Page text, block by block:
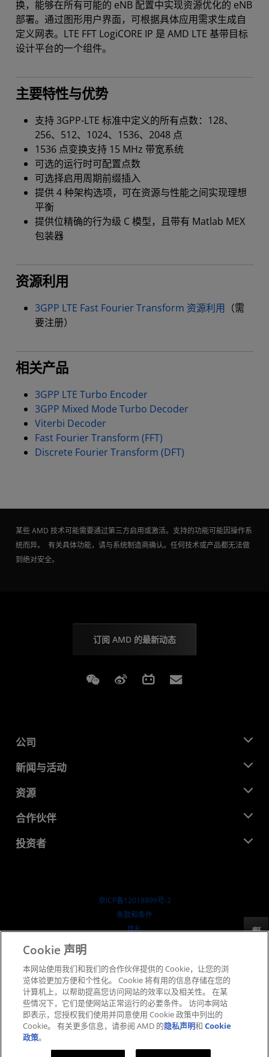
换，能够在所有可能的 eNB 配置中实现资源优化的 eNB
部署。通过图形用户界面，可根据具体应用需求生成自
定义网表。LTE FFT LogiCORE IP 是 AMD LTE 基带目标
设计平台的一个组件。
主要特性与优势
支持 3GPP-LTE 标准中定义的所有点数：128、
256、512、1024、1536、2048 点
1536 点变换支持 15 MHz 带宽系统
可选的运行时可配置点数
可选择启用周期前缀插入
提供 4 种架构选项，可在资源与性能之间实现理想
平衡
提供位精确的行为级 C 模型，且带有 Matlab MEX
包装器
资源利用
3GPP LTE Fast Fourier Transform 资源利用 （需
要注册）
相关产品
3GPP LTE Turbo Encoder
3GPP Mixed Mode Turbo Decoder
Viterbi Decoder
Fast Fourier Transform (FFT)
Discrete Fourier Transform (DFT)
某些 AMD 技术可能需要通过第三方启用或激活。支持的功能可能因操作系
统而异。 有关具体功能，请与系统制造商确认。任何技术或产品都无法做
到绝对安全。
订阅 AMD 的最新动态
Weixin Weibo Bilibili
公司
关于 AMD
企业责任
就业机会
联系我们
新闻与活动
新闻中心
媒体库
资源
开发中心
成功案例
合作伙伴
AMD 合作伙伴中心
投资者
SEC 报告
京ICP备12018899号-2
​条款和条件
隐私
公开公平竞争
英国税收策略
Cookie 政策
Cookie 设置
反馈
Cookie 声明
本网站使用我们和我们的合作伙伴提供的 Cookie，让您的浏
览体验更加方便和个性化。 Cookie 将有用的信息存储在您的
计算机上，以帮助提高您访问网站的效率以及相关性。 在某
些情况下，它们是使网站正常运行的必要条件。 访问本网站
即表示，您授权我们使用并同意使用 Cookie 政策中列出的
Cookie。 有关更多信息，请参阅 AMD 的隐私声明和Cookie
政策。